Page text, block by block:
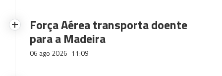
Força Aérea transporta doente
para a Madeira
06 ago 2026 11:09